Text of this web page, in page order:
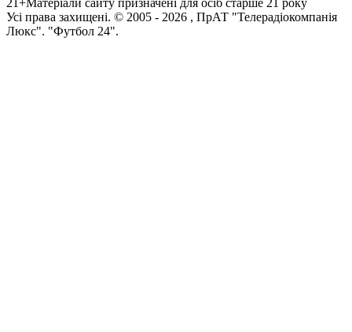
21+Матеріали сайту призначені для осіб старше 21 року
Усi права захищенi. © 2005 - 2026 , ПрАТ "Телерадіокомпанія
Люкс". "Футбол 24".